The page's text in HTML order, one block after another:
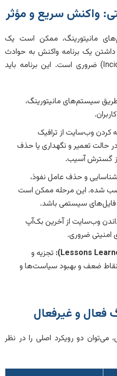
واکنش سریع و مؤثر
مانیتورینگ، ممکن است یک
یک برنامه واکنش به حوادث
امنیتی (Incident Response Plan) ضروری است. این برنامه باید
سیستم‌های مانیتورینگ،
کردن وب‌سایت از ترافیک
حالت تعمیر و نگهداری یا حذف
گسترش آسیب.
شناسایی و حذف عامل نفوذ،
نصب شده. این مرحله ممکن است
سیستمی باشد.
وب‌سایت از آخرین بک‌آپ
امنیتی ضروری.
تجزیه و
نقاط ضعف و بهبود سیاست‌ها و
فعال و غیرفعال
می‌توان دو رویکرد اصلی را در نظر